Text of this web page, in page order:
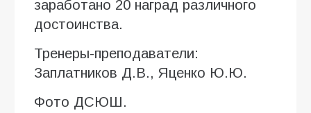
заработано 20 наград различного
достоинства.
Тренеры-преподаватели:
Заплатников Д.В., Яценко Ю.Ю.
Фото ДСЮШ.